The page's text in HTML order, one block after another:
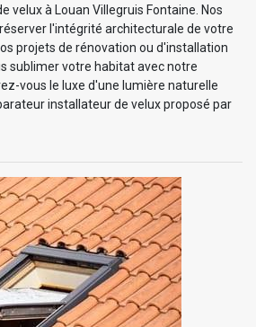
velux à Louan Villegruis Fontaine. Nos
l'intégrité architecturale de votre
projets de rénovation ou d'installation
sublimer votre habitat avec notre
vous le luxe d'une lumière naturelle
installateur de velux proposé par